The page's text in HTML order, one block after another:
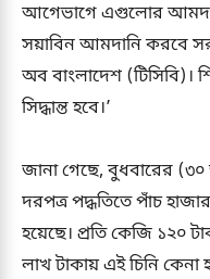
আগেভাগে এগুলোর
সয়াবিন আমদানি করবে
অব বাংলাদেশ
সিদ্ধান্ত হবে।’
জানা গেছে, বুধবারের (৩০
দরপত্র পদ্ধতিতে পাঁচ
হয়েছে। প্রতি কেজি ১২০
লাখ টাকায় এই চিনি কেনা